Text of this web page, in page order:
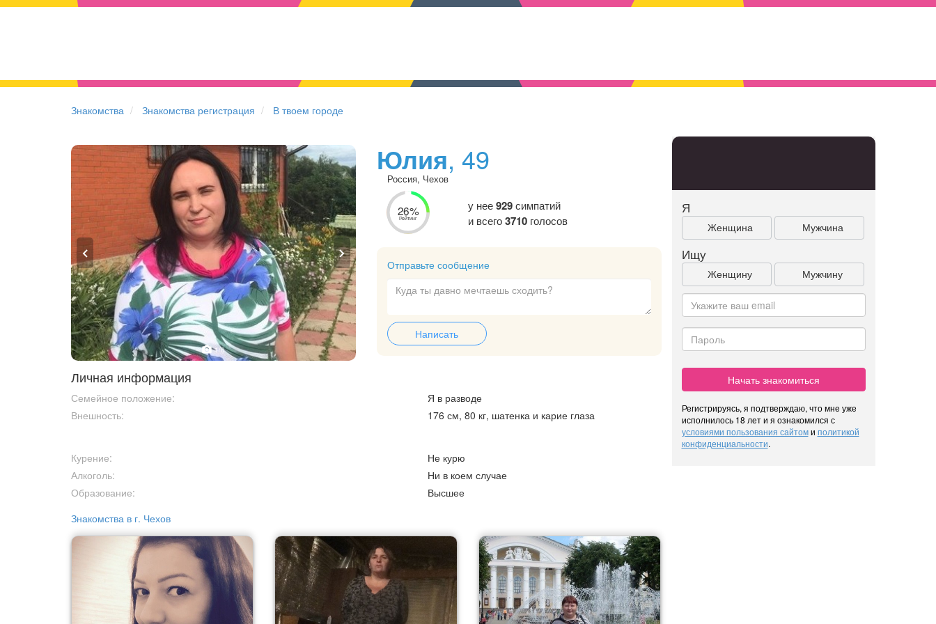
Знакомства Знакомства регистрация В твоем городе
1/6
Юлия, 49
Россия, Чехов
26%
Рейтинг
у нее929симпатий
и всего3710голосов
Отправьте сообщение
Написать
Личная информация
Семейное положение:
Я в разводе
Внешность:
176 см, 80 кг, шатенка и карие глаза
Курение:
Не курю
Алкоголь:
Ни в коем случае
Образование:
Высшее
Знакомства в г. Чехов
Я
Женщина Мужчина
Ищу
Женщину Мужчину
Начать знакомиться
Регистрируясь, я подтверждаю, что мне уже
исполнилось 18 лет и я ознакомился с
условиями пользования сайтоми политикой
конфиденциальности.